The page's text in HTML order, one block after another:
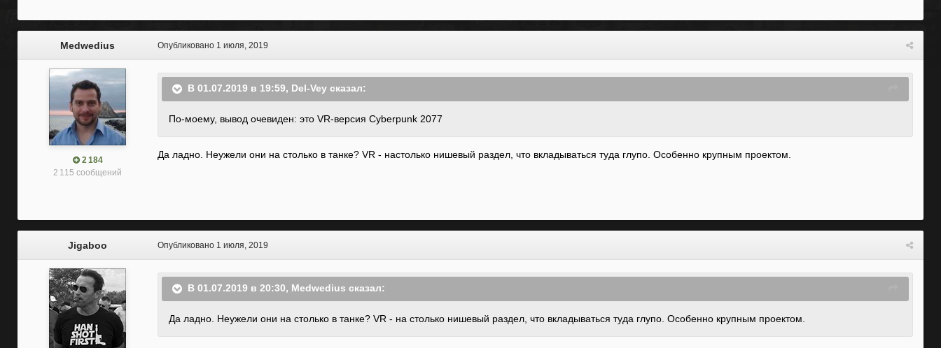
Medwedius
2 184
2 115 сообщений
Опубликовано 1 июля, 2019
В 01.07.2019 в 19:59, Del-Vey сказал:
По-моему, вывод очевиден: это VR-версия Cyberpunk 2077
Да ладно. Неужели они на столько в танке? VR - настолько нишевый раздел, что вкладываться туда глупо. Особенно крупным проектом.
Jigaboo Опубликовано 1 июля, 2019
В 01.07.2019 в 20:30, Medwedius сказал:
Да ладно. Неужели они на столько в танке? VR - на столько нишевый раздел, что вкладываться туда глупо. Особенно крупным проектом.